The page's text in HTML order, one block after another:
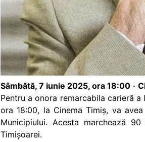
Sâmbătă, 7 iunie 2025, ora 18:00 ·
Pentru a onora remarcabila carieră
ora 18:00, la Cinema Timiș, va
Municipiului. Acesta marchează
Timișoarei.